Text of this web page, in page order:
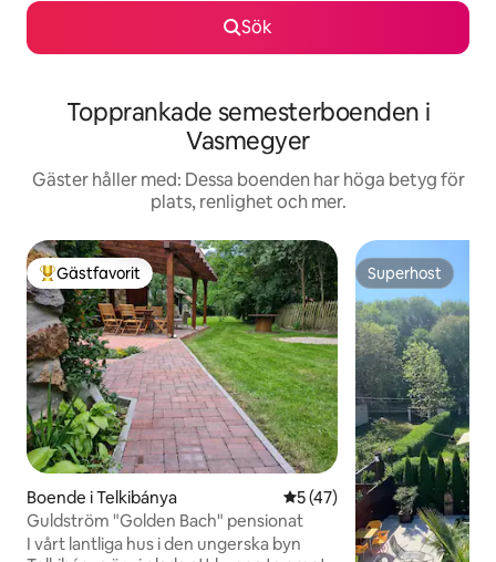
Sök
Topprankade semesterboenden i
Vasmegyer
Gäster håller med: Dessa boenden har höga betyg för
plats, renlighet och mer.
Populär gästfavorit
Gästfavorit
Boende i Telkibánya 5 av 5 i genomsnittligt
5 (47)
Guldström "Golden Bach" pensionat
I vårt lantliga hus i den ungerska byn
Superhost
Superhost